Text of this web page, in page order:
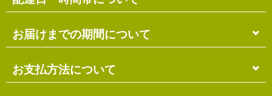
各商品に記載の送料となります。
複数商品の場合
ます。
送料には梱包料も含まれています。
配達日・配達時間帯のご指定は出来ません。
お届け先に投函される「ご不在連絡票」より再配達希
望日・時間帯のご指定が可能ですので、こちらをご利
用ください。
お届けまでの期間について
在庫がある場合
ご注文確認日より3営業日以内の発送となります。
お支払方法について